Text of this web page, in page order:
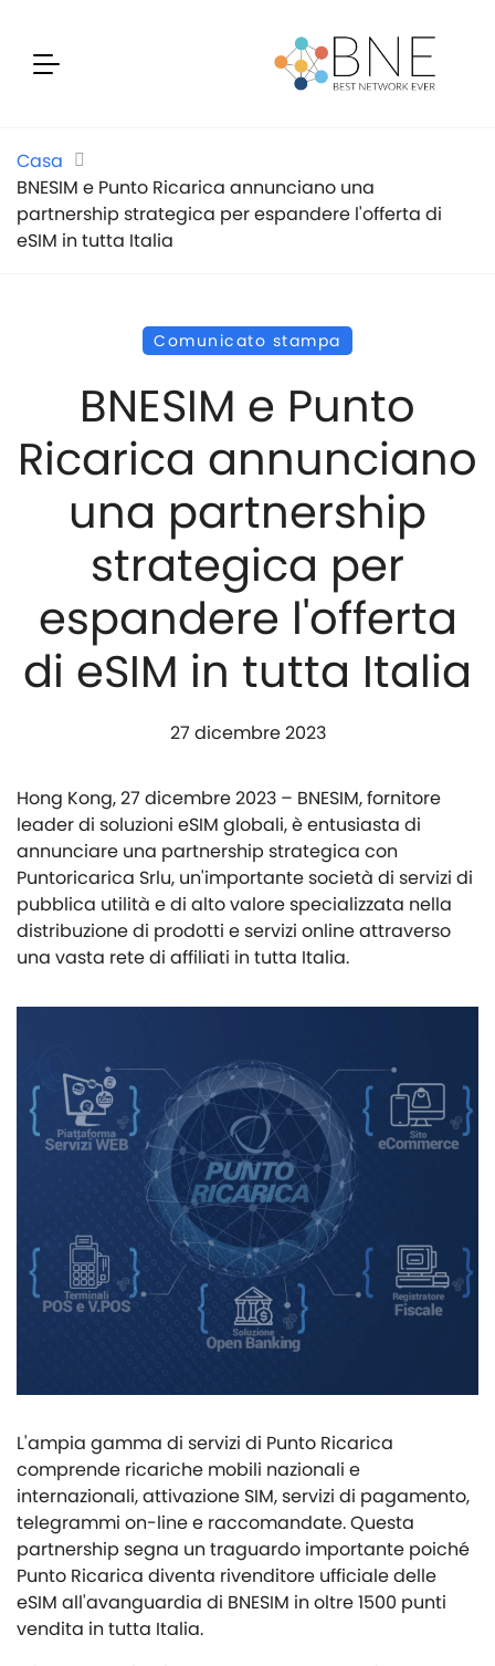
Casa
BNESIM e Punto Ricarica annunciano una
partnership strategica per espandere l'offerta di
eSIM in tutta Italia
Comunicato stampa
BNESIM e Punto
Ricarica annunciano
una partnership
strategica per
espandere l'offerta
di eSIM in tutta Italia
27 dicembre 2023
Hong Kong, 27 dicembre 2023 – BNESIM, fornitore
leader di soluzioni eSIM globali, è entusiasta di
annunciare una partnership strategica con
Puntoricarica Srlu, un'importante società di servizi di
pubblica utilità e di alto valore specializzata nella
distribuzione di prodotti e servizi online attraverso
una vasta rete di affiliati in tutta Italia.
L'ampia gamma di servizi di Punto Ricarica
comprende ricariche mobili nazionali e
internazionali, attivazione SIM, servizi di pagamento,
telegrammi on-line e raccomandate. Questa
partnership segna un traguardo importante poiché
Punto Ricarica diventa rivenditore ufficiale delle
eSIM all'avanguardia di BNESIM in oltre 1500 punti
vendita in tutta Italia.